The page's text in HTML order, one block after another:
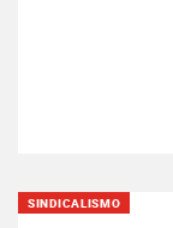
SINDICALISMO